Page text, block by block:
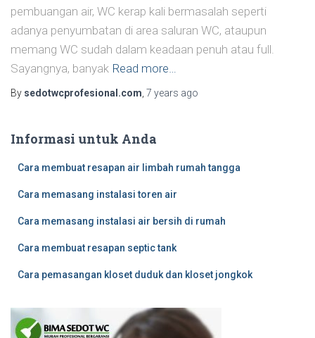
pembuangan air, WC kerap kali bermasalah seperti
adanya penyumbatan di area saluran WC, ataupun
memang WC sudah dalam keadaan penuh atau full.
Sayangnya, banyak Read more…
By sedotwcprofesional.com 7 years ago
Informasi untuk Anda
Cara membuat resapan air limbah rumah tangga
Cara memasang instalasi toren air
Cara memasang instalasi air bersih di rumah
Cara membuat resapan septic tank
Cara pemasangan kloset duduk dan kloset jongkok